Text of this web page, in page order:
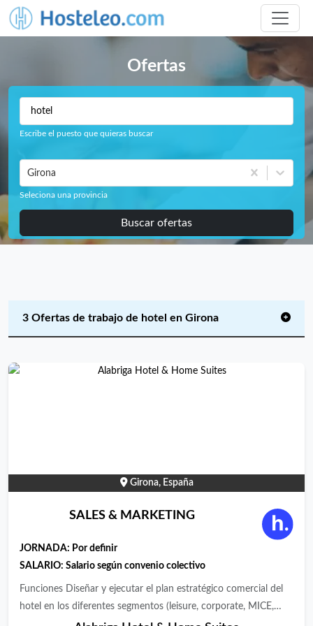
Ofertas
Escribe el puesto que quieras buscar
Girona
Seleciona una provincia
Buscar ofertas
3 Ofertas de trabajo de hotel en Girona
Girona, España
SALES & MARKETING
JORNADA: Por definir
SALARIO: Salario según convenio colectivo
Funciones Diseñar y ejecutar el plan estratégico comercial del
hotel en los diferentes segmentos (leisure, corporate, MICE,